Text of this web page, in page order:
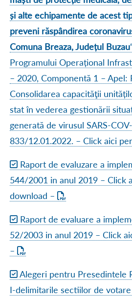
și alte echipamente de acest
preveni răspândirea
Comuna Breaza, Județul Buzau
Programului Operațional
– 2020, Componentă 1 – Apel:
Consolidarea capacităţii
stat în vederea gestionării
generată de virusul SARS-
833/12.01.2022. – Click aici
Raport de evaluzare a
544/2001 in anul 2019 – Click
download –
Raport de evaluare a
52/2003 in anul 2019 – Click
–
Alegeri pentru Presedintele
I-delimitarile sectiilor de